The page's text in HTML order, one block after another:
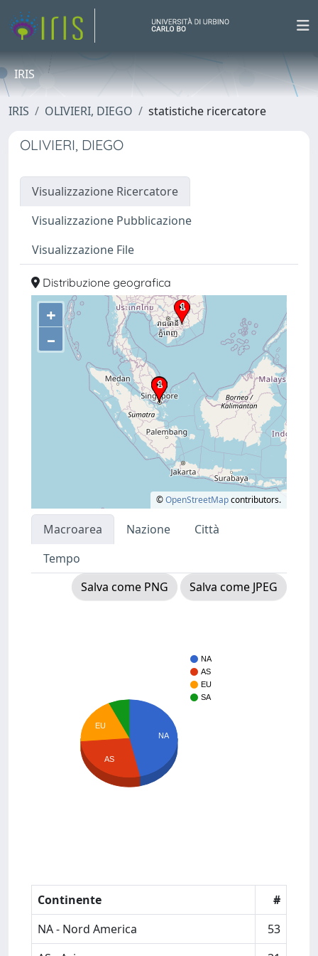
IRIS
IRIS OLIVIERI, DIEGO statistiche ricercatore
OLIVIERI, DIEGO
Visualizzazione Ricercatore
Visualizzazione Pubblicazione
Visualizzazione File
Distribuzione geografica
+
–
©OpenStreetMapcontributors.
Macroarea Nazione
Città
Tempo
Salva come PNG
Salva come JPEG
NA
AS
EU
SA
NA
EU
AS
Continente
#
NA - Nord America
53